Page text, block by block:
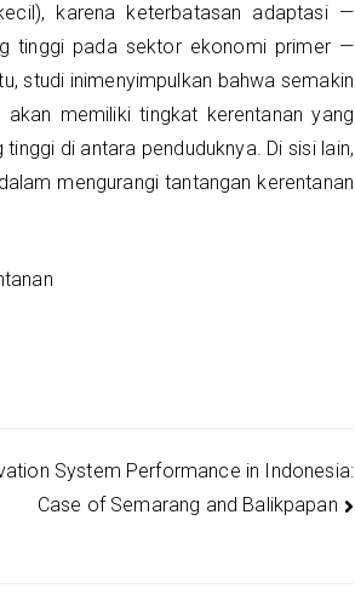
karena keterbatasan adaptasi —
tinggi pada sektor ekonomi primer —
studi inimenyimpulkan bahwa semakin
memiliki tingkat kerentanan yang
di antara penduduknya. Di sisi lain,
mengurangi tantangan kerentanan
System Performance in Indonesia:
Case of Semarang and Balikpapan